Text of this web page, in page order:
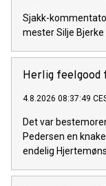
Sjakk-
mester Silje
Herlig feelgood
4.8.2026 08:37:49
Det var
Pedersen en
endelig